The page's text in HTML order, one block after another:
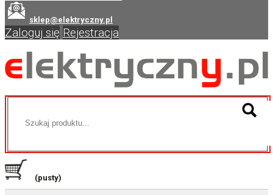
sklep@elektryczny.pl
Zaloguj się Rejestracja
(pusty)